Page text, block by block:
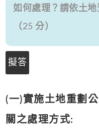
如何處理？請依土
（25 分）
擬答
(一)實施土地重劃
關之處理方式: